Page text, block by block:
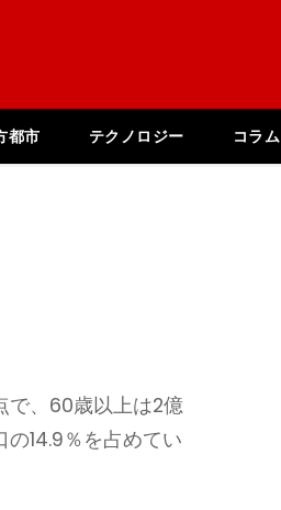
都市 テクノロジー コラム
で、60歳以上は2億
14.9％を占めてい